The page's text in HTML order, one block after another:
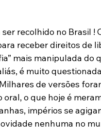
recolhido no Brasil !
receber direitos de
mais manipulada do
é muito
de versões
o que hoje é
impérios se
nenhuma no